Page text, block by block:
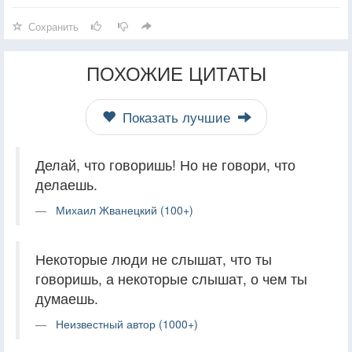
Сохранить
ПОХОЖИЕ ЦИТАТЫ
Показать лучшие
Делай, что говоришь! Но не говори, что
делаешь.
Михаил Жванецкий (100+)
Некоторые люди не слышат, что ты
говоришь, а некоторые слышат, о чем ты
думаешь.
Неизвестный автор (1000+)